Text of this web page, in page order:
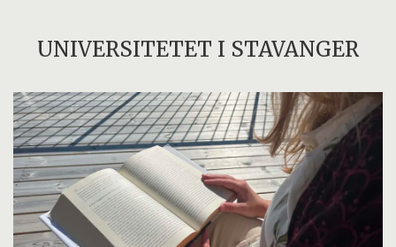
UNIVERSITETET I STAVANGER